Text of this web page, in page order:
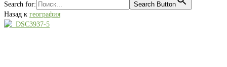
Search for:
Search Button
Назад к география